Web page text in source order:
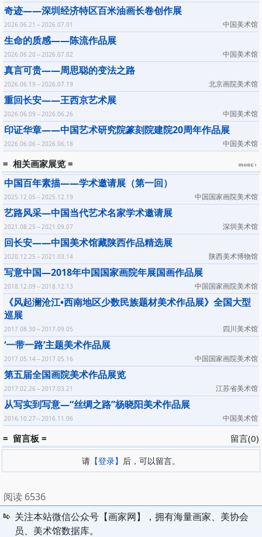
奇迹——深圳经济特区百米油画长卷创作展
中国美术馆
2026.06.21～2026.07.01
生命的质感——陈流作品展
中国美术馆
2026.06.20～2026.07.02
真言可贵——周思聪的变法之路
北京画院美术馆
2026.06.19～2026.07.19
重回长安——王西京艺术展
中国美术馆
2026.06.09～2026.06.26
印证华章——中国艺术研究院篆刻院建院20周年作品展
中国美术馆
2026.06.06～2026.06.18
= 相关画家展览 =
中国百年素描——学术邀请展（第一回）
中国国家画院美术馆
2025.12.05～2025.12.19
艺路风采—中国当代艺术名家学术邀请展
深圳美术馆
2021.08.25～2021.09.07
回长安——中国美术馆藏陕西作品精选展
陕西美术博物馆
2020.12.25～2021.03.14
写意中国—2018年中国国家画院年展国画作品展
中国国家画院美术馆
2018.12.09～2018.12.13
《风起澜沧江•西南地区少数民族题材美术作品展》全国大型
巡展
四川美术馆
2017.08.30～2017.09.05
‘一带一路’主题美术作品展
中国国家画院美术馆
2017.05.14～2017.05.16
第五届全国画院美术作品展览
江苏省美术馆
2017.02.26～2017.03.21
从写实到写意—“丝绸之路”杨晓阳美术作品展
中国美术馆
2016.10.27～2016.11.06
留言(0)
= 留言板 =
请 【登录】 后，可以留言。
阅读 6536
关注本站微信公众号【画家网】，拥有海量画家、美协会
员、美术馆数据库。